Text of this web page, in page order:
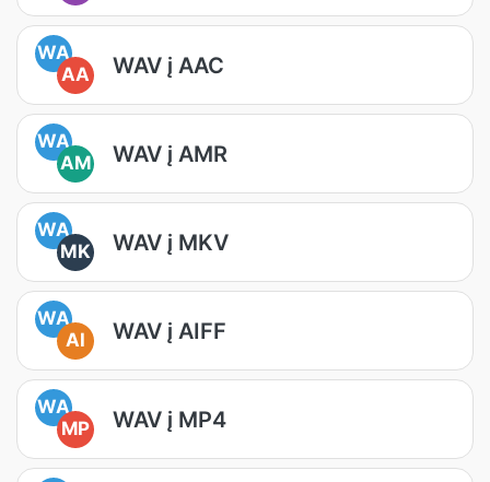
WA
AA
WAV į AAC
WA
AM
WAV į AMR
WA
MK
WAV į MKV
WA
AI
WAV į AIFF
WA
MP
WAV į MP4